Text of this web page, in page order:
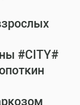
#CITY#